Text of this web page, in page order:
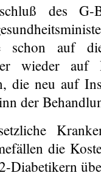
des
schon auf
wieder auf
die neu auf
der
die
Diabetikern